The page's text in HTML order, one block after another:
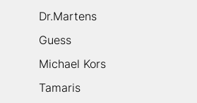
Dr.Martens
Guess
Michael Kors
Tamaris